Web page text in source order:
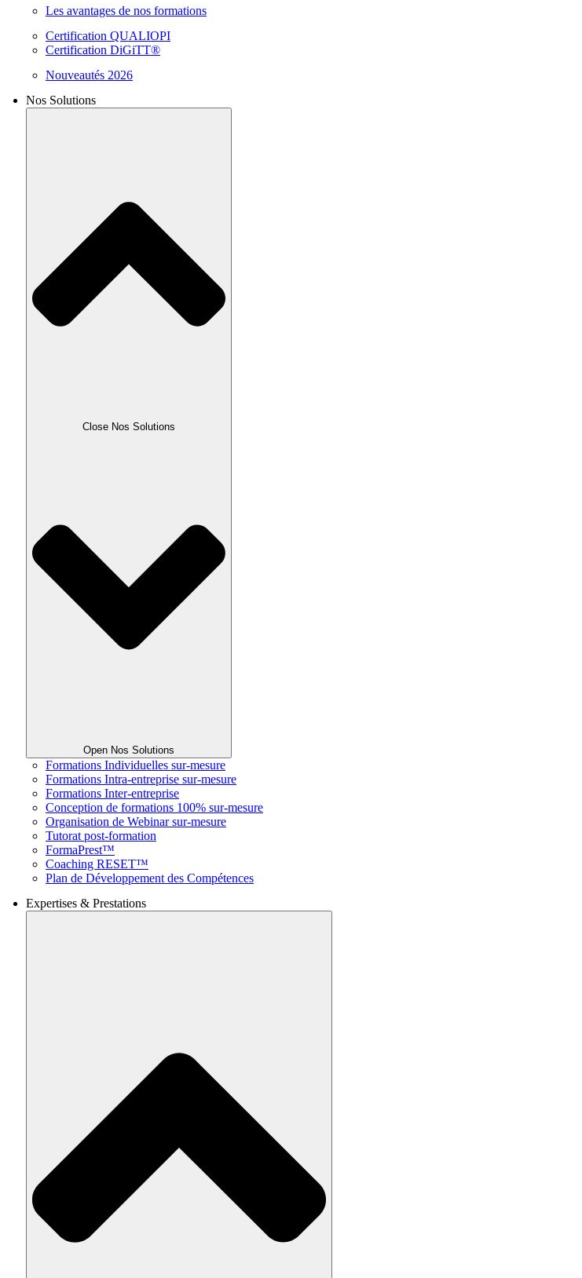
Les avantages de nos formations
Certification QUALIOPI
Certification DiGiTT®
Nouveautés 2026
Nos Solutions
Close Nos Solutions
Open Nos Solutions
Formations Individuelles sur-mesure
Formations Intra-entreprise sur-mesure
Formations Inter-entreprise
Conception de formations 100% sur-mesure
Organisation de Webinar sur-mesure
Tutorat post-formation
FormaPrest™
Coaching RESET™
Plan de Développement des Compétences
Expertises & Prestations